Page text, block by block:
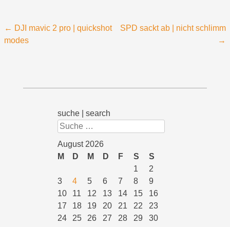
Beitragsnavigation
← DJI mavic 2 pro | quickshot
modes
SPD sackt ab | nicht schlimm
→
suche | search
Suchen
August 2026
M
D M D F S
S
1
2
3
4 5 6 7 8
9
10
11 12 13 14 15
16
17
18 19 20 21 22
23
24
25 26 27 28 29
30